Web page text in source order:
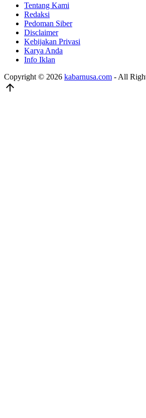
Tentang Kami
Redaksi
Pedoman Siber
Disclaimer
Kebijakan Privasi
Karya Anda
Info Iklan
Copyright © 2026 kabarnusa.com - All
arrow_upward